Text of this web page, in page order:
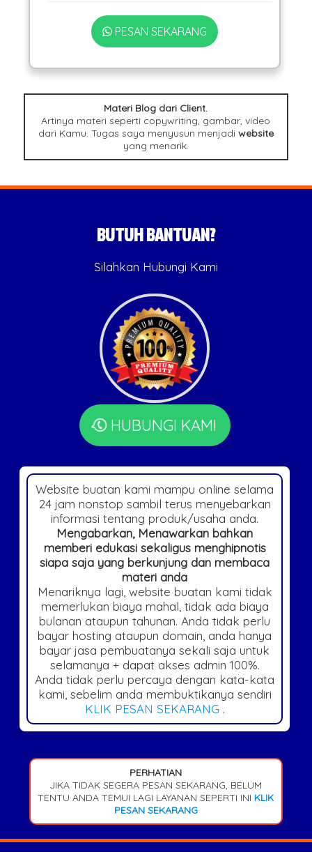
PESAN SEKARANG
Materi Blog dari Client.
Artinya materi seperti copywriting, gambar, video
dari Kamu. Tugas saya menyusun menjadi website
yang menarik.
BUTUH BANTUAN?
Silahkan Hubungi Kami
HUBUNGI KAMI
Website buatan kami mampu online selama
24 jam nonstop sambil terus menyebarkan
informasi tentang produk/usaha anda.
Mengabarkan, Menawarkan bahkan
memberi edukasi sekaligus menghipnotis
siapa saja yang berkunjung dan membaca
materi anda
Menariknya lagi, website buatan kami tidak
memerlukan biaya mahal, tidak ada biaya
bulanan ataupun tahunan. Anda tidak perlu
bayar hosting ataupun domain, anda hanya
bayar jasa pembuatanya sekali saja untuk
selamanya + dapat akses admin 100%.
Anda tidak perlu percaya dengan kata-kata
kami, sebelim anda membuktikanya sendiri
KLIK PESAN SEKARANG .
PERHATIAN
JIKA TIDAK SEGERA PESAN SEKARANG, BELUM
TENTU ANDA TEMUI LAGI LAYANAN SEPERTI INI KLIK
PESAN SEKARANG